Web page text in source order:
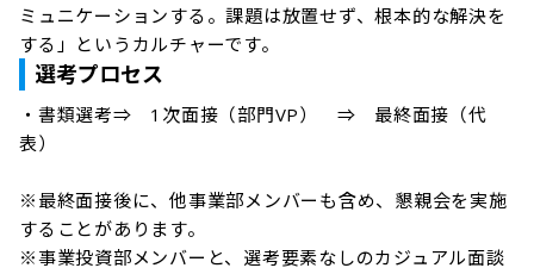
ミュニケーションする。課題は放置せず、根本的な解決を
する」というカルチャーです。
選考プロセス
・書類選考⇒　1次面接（部門VP）　⇒　最終面接（代
表）
※最終面接後に、他事業部メンバーも含め、懇親会を実施
することがあります。
※事業投資部メンバーと、選考要素なしのカジュアル面談